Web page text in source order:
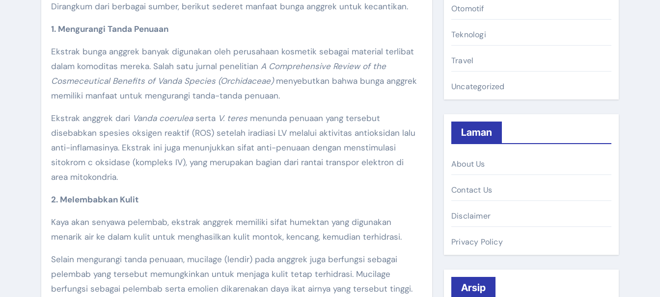
Dirangkum dari berbagai sumber, berikut sederet manfaat bunga anggrek untuk kecantikan.
1. Mengurangi Tanda Penuaan
Ekstrak bunga anggrek banyak digunakan oleh perusahaan kosmetik sebagai material terlibat
dalam komoditas mereka. Salah satu jurnal penelitian A Comprehensive Review of the
Cosmeceutical Benefits of Vanda Species (Orchidaceae)menyebutkan bahwa bunga anggrek
memiliki manfaat untuk mengurangi tanda-tanda penuaan.
Ekstrak anggrek dari Vanda coeruleaserta V. teres menunda penuaan yang tersebut
disebabkan spesies oksigen reaktif (ROS) setelah iradiasi LV melalui aktivitas antioksidan lalu
anti-inflamasinya. Ekstrak ini juga menunjukkan sifat anti-penuaan dengan menstimulasi
sitokrom c oksidase (kompleks IV), yang merupakan bagian dari rantai transpor elektron di
area mitokondria.
2. Melembabkan Kulit
Kaya akan senyawa pelembab, ekstrak anggrek memiliki sifat humektan yang digunakan
menarik air ke dalam kulit untuk menghasilkan kulit montok, kencang, kemudian terhidrasi.
Selain mengurangi tanda penuaan, mucilage (lendir) pada anggrek juga berfungsi sebagai
pelembab yang tersebut memungkinkan untuk menjaga kulit tetap terhidrasi. Mucilage
berfungsi sebagai pelembab serta emolien dikarenakan daya ikat airnya yang tersebut tinggi.
Otomotif
Teknologi
Travel
Uncategorized
Laman
About Us
Contact Us
Disclaimer
Privacy Policy
Arsip